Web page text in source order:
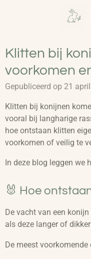
de
hoofdinhoud
Klitten bij
voorkomen
Gepubliceerd op 21
Klitten bij konijnen
vooral bij langharige
hoe ontstaan klitten
voorkomen of veilig te
In deze blog leggen we
🐰 Hoe
De vacht van een
als deze langer of
De meest voorkomende